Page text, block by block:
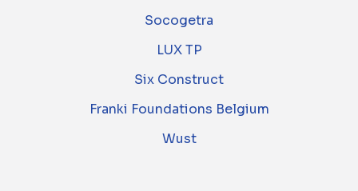
Socogetra
LUX TP
Six Construct
Franki Foundations Belgium
Wust